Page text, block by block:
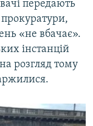
передають
прокуратури,
«не вбачає».
інстанцій
розгляд тому